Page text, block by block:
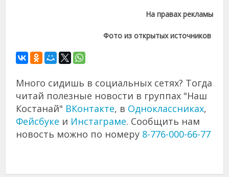
На правах рекламы
Фото из открытых источников
Много сидишь в социальных сетях? Тогда
читай полезные новости в группах "Наш
Костанай" ВКонтакте, в Одноклассниках,
Фейсбуке и Инстаграме. Сообщить нам
новость можно по номеру 8-776-000-66-77